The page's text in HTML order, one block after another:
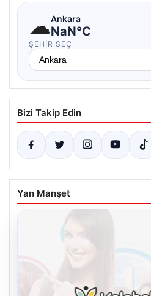
☁Ankara
NaN°C
ŞEHIR SEÇ
Bizi Takip Edin
Yan Manşet